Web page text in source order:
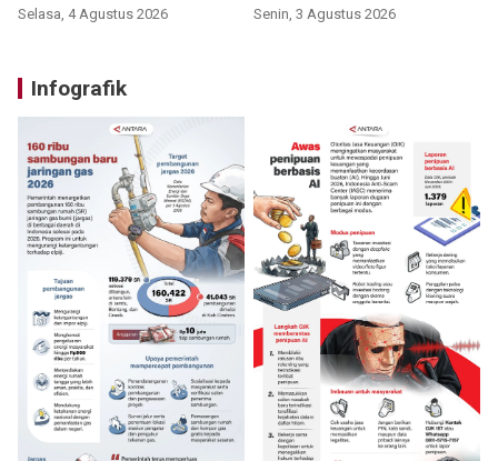
Selasa, 4 Agustus 2026 Senin, 3 Agustus 2026
Infografik